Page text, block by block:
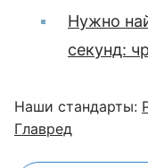
Нужно
секунд:
Наши стандарты:
Главред